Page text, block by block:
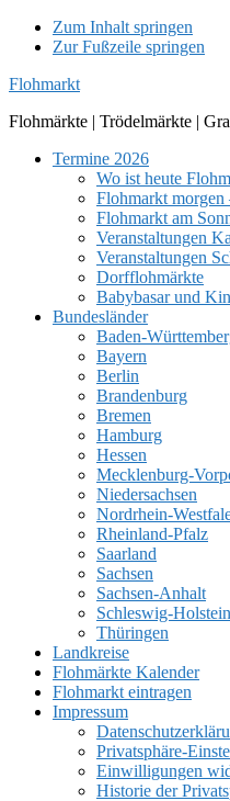
Zum Inhalt springen
Zur Fußzeile springen
Flohmarkt
Flohmärkte | Trödelmärkte |
Termine 2026
Wo ist heute
Flohmarkt morgen
Flohmarkt am
Veranstaltungen
Veranstaltungen
Dorfflohmärkte
Babybasar und
Bundesländer
Baden-
Bayern
Berlin
Brandenburg
Bremen
Hamburg
Hessen
Mecklenburg-
Niedersachsen
Nordrhein-
Rheinland-Pfalz
Saarland
Sachsen
Sachsen-Anhalt
Schleswig-Holstein
Thüringen
Landkreise
Flohmärkte Kalender
Flohmarkt eintragen
Impressum
Privatsphäre-
Einwilligungen
Historie der